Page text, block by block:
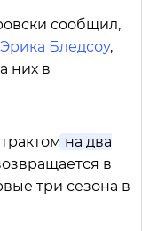
сообщил,
Бледсоу,
них в
на два
в
три сезона в